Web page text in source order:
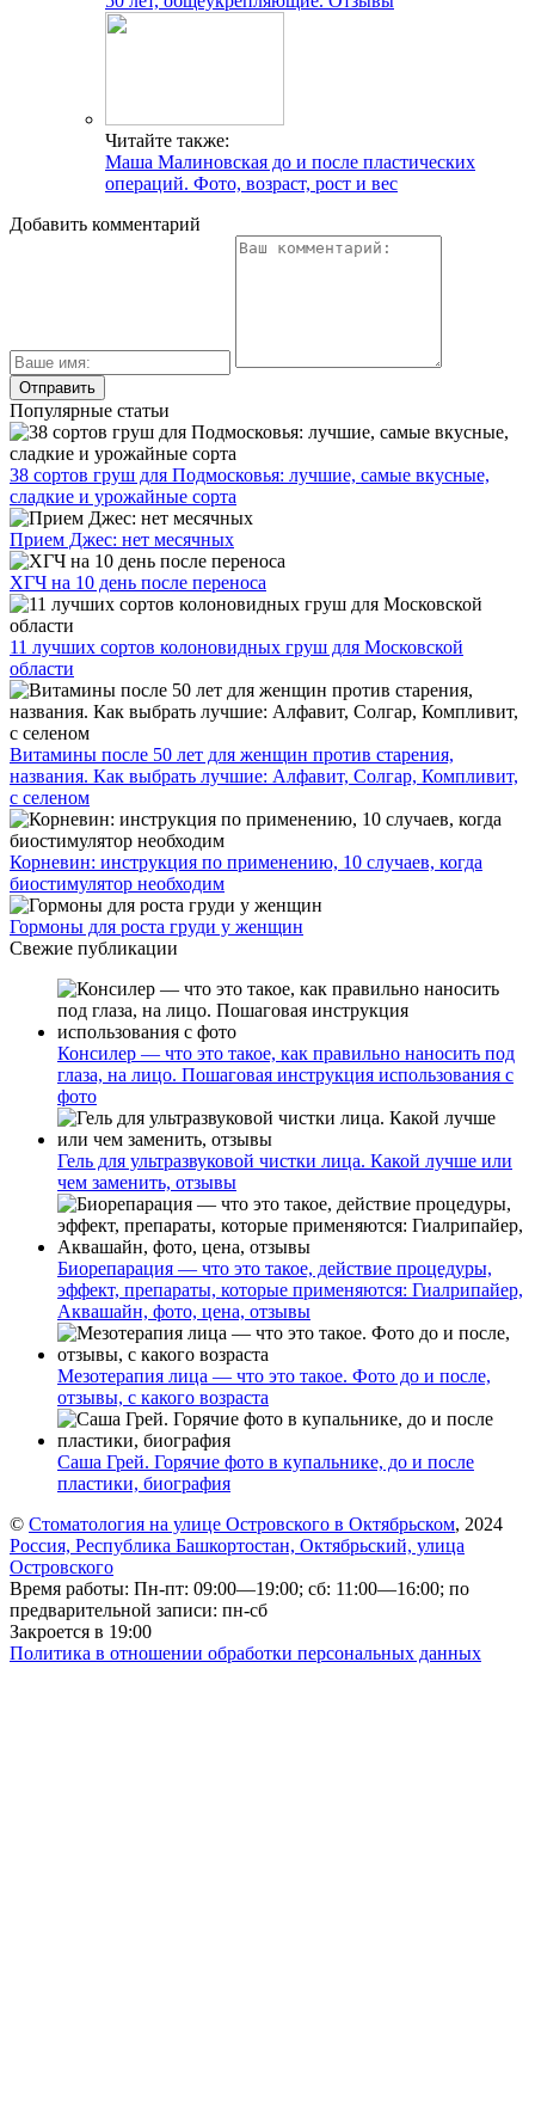
Читайте также:
Маша Малиновская до и после пластических
операций. Фото, возраст, рост и вес
Добавить комментарий
Популярные статьи
38 сортов груш для Подмосковья: лучшие, самые вкусные,
сладкие и урожайные сорта
Прием Джес: нет месячных
ХГЧ на 10 день после переноса
11 лучших сортов колоновидных груш для Московской
области
Витамины после 50 лет для женщин против старения,
названия. Как выбрать лучшие: Алфавит, Солгар, Компливит,
с селеном
Корневин: инструкция по применению, 10 случаев, когда
биостимулятор необходим
Гормоны для роста груди у женщин
Свежие публикации
Консилер — что это такое, как правильно наносить под
глаза, на лицо. Пошаговая инструкция использования с
фото
Гель для ультразвуковой чистки лица. Какой лучше или
чем заменить, отзывы
Биорепарация — что это такое, действие процедуры,
эффект, препараты, которые применяются: Гиалрипайер,
Аквашайн, фото, цена, отзывы
Мезотерапия лица — что это такое. Фото до и после,
отзывы, с какого возраста
Саша Грей. Горячие фото в купальнике, до и после
пластики, биография
© Стоматология на улице Островского в Октябрьском, 2024
Россия, Республика Башкортостан, Октябрьский, улица
Островского
Время работы: Пн-пт: 09:00—19:00; сб: 11:00—16:00; по
предварительной записи: пн-сб
Закроется в 19:00
Политика в отношении обработки персональных данных